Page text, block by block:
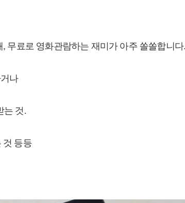
무료로 영화관람하는 재미가 아주 쏠쏠합니다
나
는 것.
것 등등